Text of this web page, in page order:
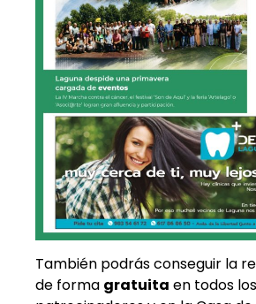
También podrás conseguir la
de forma gratuita en todos